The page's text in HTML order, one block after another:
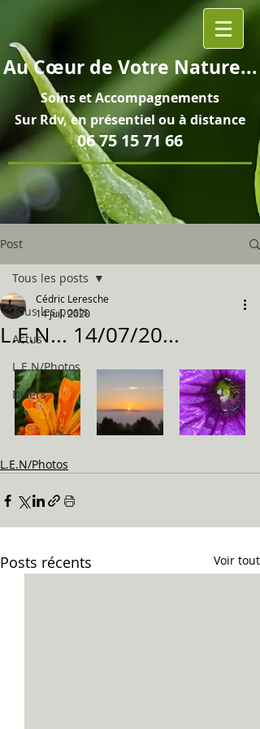
AuCœurde Votre Nature...
Soins etAccompagnements
Sur Rdv, en présentiel ou à distance
06 75 15 71 66
Post
Tous les posts
Actus
L.E.N/Photos
Divers
Tous les posts
L.E.N... 14/07/20...
Cédric Leresche
14 juil. 2020
L.E.N/Photos
Posts récents Voir tout